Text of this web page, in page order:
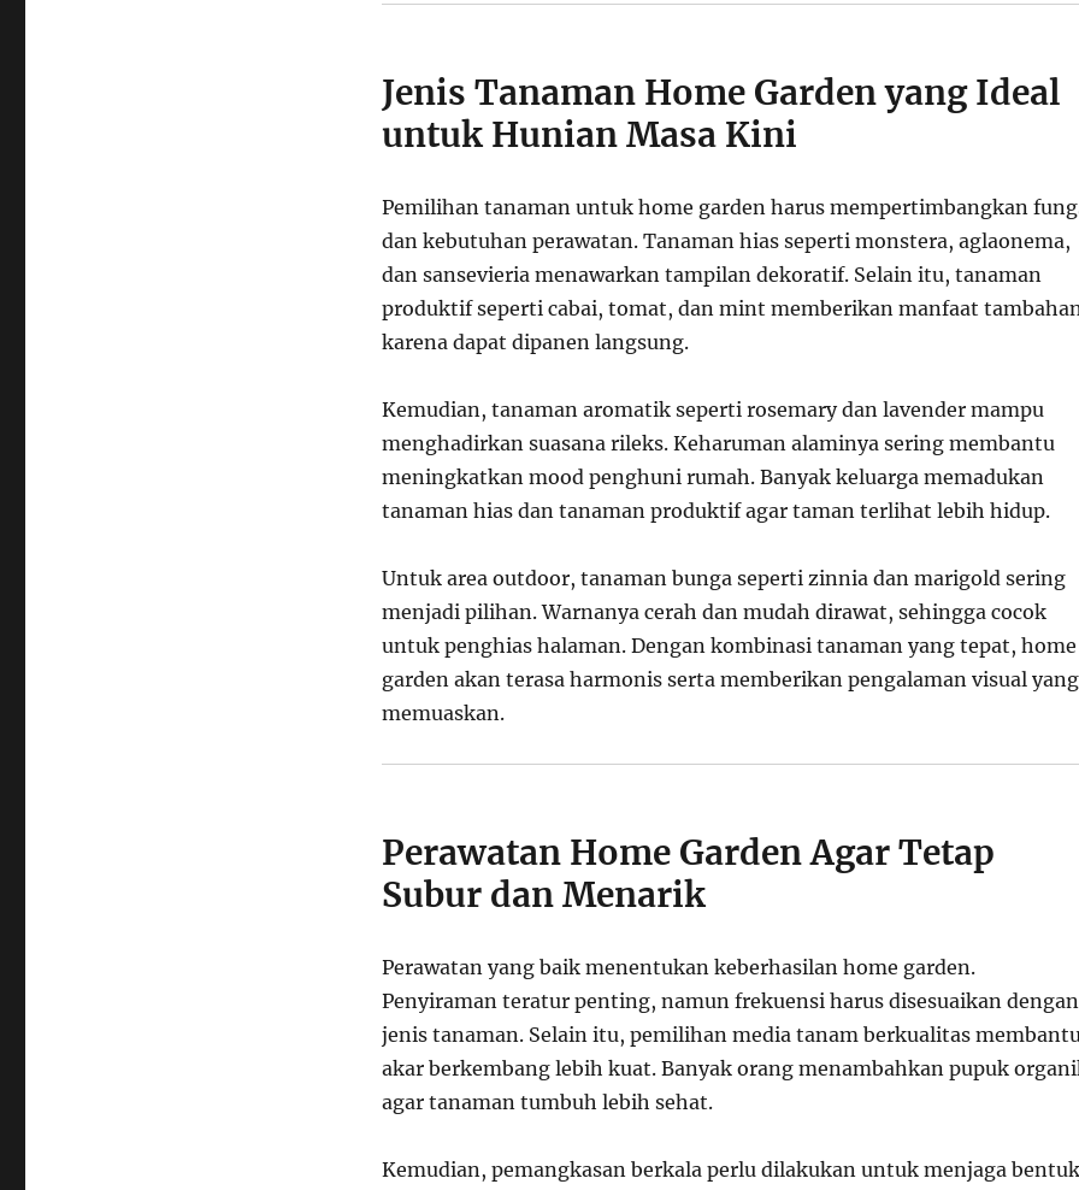
Jenis Tanaman Home Garden yang Ideal
untuk Hunian Masa Kini
Pemilihan tanaman untuk home garden harus mempertimbangkan
dan kebutuhan perawatan. Tanaman hias seperti monstera, aglaonema,
dan sansevieria menawarkan tampilan dekoratif. Selain itu, tanaman
produktif seperti cabai, tomat, dan mint memberikan manfaat
karena dapat dipanen langsung.
Kemudian, tanaman aromatik seperti rosemary dan lavender mampu
menghadirkan suasana rileks. Keharuman alaminya sering membantu
meningkatkan mood penghuni rumah. Banyak keluarga memadukan
tanaman hias dan tanaman produktif agar taman terlihat lebih hidup.
Untuk area outdoor, tanaman bunga seperti zinnia dan marigold sering
menjadi pilihan. Warnanya cerah dan mudah dirawat, sehingga cocok
untuk penghias halaman. Dengan kombinasi tanaman yang tepat, home
garden akan terasa harmonis serta memberikan pengalaman visual yang
memuaskan.
Perawatan Home Garden Agar Tetap
Subur dan Menarik
Perawatan yang baik menentukan keberhasilan home garden.
Penyiraman teratur penting, namun frekuensi harus disesuaikan dengan
jenis tanaman. Selain itu, pemilihan media tanam berkualitas
akar berkembang lebih kuat. Banyak orang menambahkan pupuk
agar tanaman tumbuh lebih sehat.
Kemudian, pemangkasan berkala perlu dilakukan untuk menjaga bentuk